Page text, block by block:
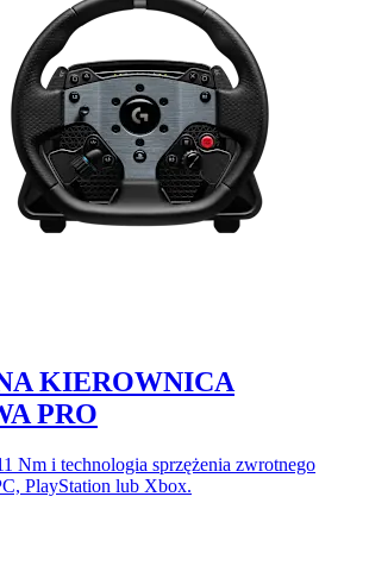
KIEROWNICA
PRO
Nm i technologia sprzężenia zwrotnego
PlayStation lub Xbox.